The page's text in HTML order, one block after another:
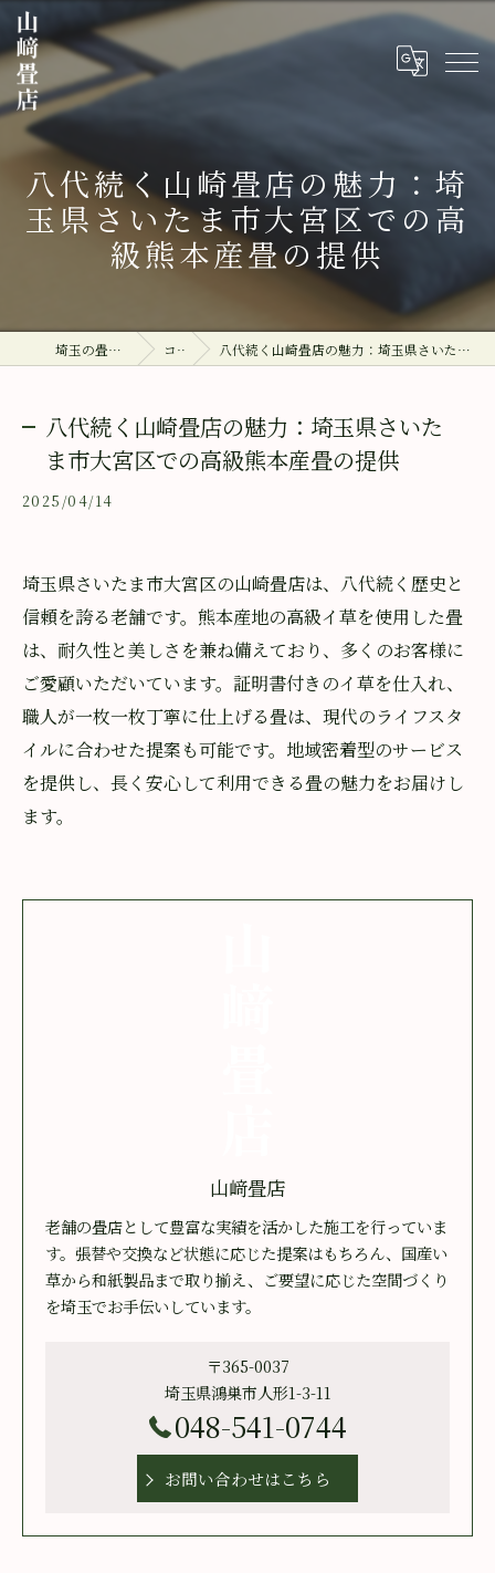
八代続く山崎畳店の魅力：埼
玉県さいたま市大宮区での高
級熊本産畳の提供
埼玉の畳なら山﨑畳店 コラム 八代続く山崎畳店の魅力：埼玉県さいたま市大宮区での高級熊本産畳の提供
八代続く山崎畳店の魅力：埼玉県さいた
ま市大宮区での高級熊本産畳の提供
2025/04/14
埼玉県さいたま市大宮区の山崎畳店は、八代続く歴史と
信頼を誇る老舗です。熊本産地の高級イ草を使用した畳
は、耐久性と美しさを兼ね備えており、多くのお客様に
ご愛顧いただいています。証明書付きのイ草を仕入れ、
職人が一枚一枚丁寧に仕上げる畳は、現代のライフスタ
イルに合わせた提案も可能です。地域密着型のサービス
を提供し、長く安心して利用できる畳の魅力をお届けし
ます。
山﨑畳店
老舗の畳店として豊富な実績を活かした施工を行っていま
す。張替や交換など状態に応じた提案はもちろん、国産い
草から和紙製品まで取り揃え、ご要望に応じた空間づくり
を埼玉でお手伝いしています。
〒365-0037
埼玉県鴻巣市人形1-3-11
048-541-0744
お問い合わせはこちら